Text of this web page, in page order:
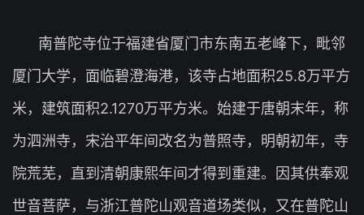
南普陀寺位于福建省厦门市东南五老峰下，毗邻
厦门大学，面临碧澄海港，该寺占地面积25.8万平方
米，建筑面积2.1270万平方米。始建于唐朝末年，称
为泗洲寺，宋治平年间改名为普照寺，明朝初年，寺
院荒芜，直到清朝康熙年间才得到重建。因其供奉观
世音菩萨，与浙江普陀山观音道场类似，又在普陀山